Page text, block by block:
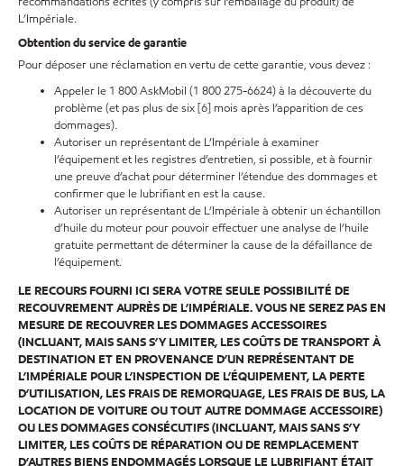
L’Impériale.
Obtention du service de garantie
Pour déposer une réclamation en vertu de cette garantie, vous devez :
Appeler le 1 800 AskMobil (1 800 275-6624) à la découverte du
problème (et pas plus de six [6] mois après l’apparition de ces
dommages).
Autoriser un représentant de L’Impériale à examiner
l’équipement et les registres d’entretien, si possible, et à fournir
une preuve d’achat pour déterminer l’étendue des dommages et
confirmer que le lubrifiant en est la cause.
Autoriser un représentant de L’Impériale à obtenir un échantillon
d’huile du moteur pour pouvoir effectuer une analyse de l’huile
gratuite permettant de déterminer la cause de la défaillance de
l’équipement.
LE RECOURS FOURNI ICI SERA VOTRE SEULE POSSIBILITÉ DE
RECOUVREMENT AUPRÈS DE L’IMPÉRIALE. VOUS NE SEREZ PAS EN
MESURE DE RECOUVRER LES DOMMAGES ACCESSOIRES
(INCLUANT, MAIS SANS S’Y LIMITER, LES COÛTS DE TRANSPORT À
DESTINATION ET EN PROVENANCE D’UN REPRÉSENTANT DE
L’IMPÉRIALE POUR L’INSPECTION DE L’ÉQUIPEMENT, LA PERTE
D’UTILISATION, LES FRAIS DE REMORQUAGE, LES FRAIS DE BUS, LA
LOCATION DE VOITURE OU TOUT AUTRE DOMMAGE ACCESSOIRE)
OU LES DOMMAGES CONSÉCUTIFS (INCLUANT, MAIS SANS S’Y
LIMITER, LES COÛTS DE RÉPARATION OU DE REMPLACEMENT
D’AUTRES BIENS ENDOMMAGÉS LORSQUE LE LUBRIFIANT ÉTAIT